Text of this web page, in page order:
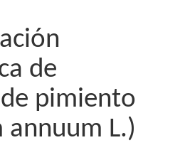
de
pimiento
annuum L.)